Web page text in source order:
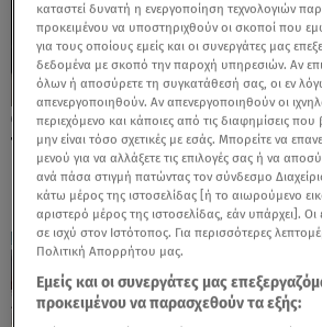
18.02.25, 04:59
Τζένη Μπαλατσινού: Στο
κόρη της, Αμαλία - Δείτε
καταστεί δυνατή η ενεργοποίηση τεχνολογιών
προκειμένου να υποστηριχθούν οι σκοποί που
για τους οποίους εμείς και οι συνεργάτες μας
δεδομένα με σκοπό την παροχή υπηρεσιών. Αν
όλων ή αποσύρετε τη συγκατάθεσή σας, οι εν
απενεργοποιηθούν. Αν απενεργοποιηθούν οι
περιεχόμενο και κάποιες από τις διαφημίσεις που
μην είναι τόσο σχετικές με εσάς. Μπορείτε να
μενού για να αλλάξετε τις επιλογές σας ή να
ανά πάσα στιγμή πατώντας τον σύνδεσμο
κάτω μέρος της ιστοσελίδας [ή το αιωρούμενο
αριστερό μέρος της ιστοσελίδας, εάν υπάρχει].
σε ισχύ στον Ιστότοπος. Για περισσότερες
Πολιτική Απορρήτου μας.
Εμείς και οι συνεργάτες μας
προκειμένου να παρασχεθούν τα εξής: